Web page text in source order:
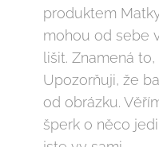
produktem
mohou od sebe
lišit. Znamená
Upozorňuji, že
od obrázku.
šperk o něco